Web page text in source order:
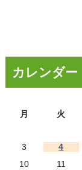
カレンダー
月
火
3
4
10
11